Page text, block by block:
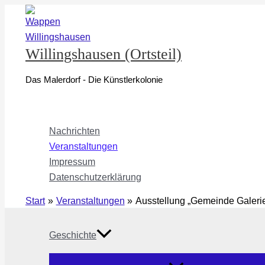
Inhalt
springen
Willingshausen (Ortsteil)
Das Malerdorf - Die Künstlerkolonie
Nachrichten
Veranstaltungen
Impressum
Datenschutzerklärung
Start Veranstaltungen Ausstellung „Gemeinde
Geschichte